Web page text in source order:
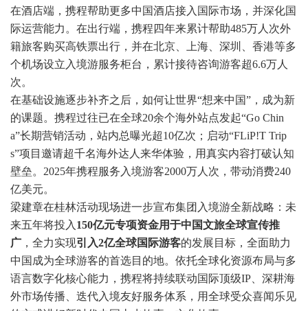
在酒店端，携程帮助更多中国酒店接入国际市场，并深化国
际运营能力。在出行端，携程四年来累计帮助485万人次外
籍旅客购买高铁票出行，并在北京、上海、深圳、香港等多
个机场设立入境游服务柜台，累计接待咨询游客超6.6万人
次。
在基础设施逐步补齐之后，如何让世界“想来中国”，成为新
的课题。携程过往已在全球20余个海外站点发起“Go Chin
a”长期营销活动，站内总曝光超10亿次；启动“FLiP!T Trip
s”项目邀请超千名海外达人来华体验，用真实内容打破认知
壁垒。2025年携程服务入境游客2000万人次，带动消费240
亿美元。
梁建章在桂林活动现场进一步宣布集团入境游全新战略：未
来五年将投入 150亿元专项资金用于中国文旅全球宣传推
广 ，全力实现引入2亿全球国际游客的发展目标，全面助力
中国成为全球游客的首选目的地。依托全球化资源布局与多
语言数字化核心能力，携程将持续联动国际顶级IP、深耕海
外市场传播、迭代入境友好服务体系，用全球受众喜闻乐见